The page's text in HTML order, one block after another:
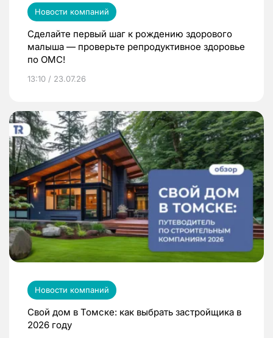
Новости компаний
Сделайте первый шаг к рождению здорового
малыша — проверьте репродуктивное здоровье
по ОМС!
13:10 / 23.07.26
Новости компаний
Свой дом в Томске: как выбрать застройщика в
2026 году